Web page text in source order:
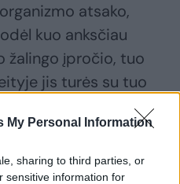
My Personal Information
sharing to third parties, or
sensitive information for
atsako,
kuo anksčiau
žalingo įpročio, tuo
jis turės su tuo
– pažymi G.